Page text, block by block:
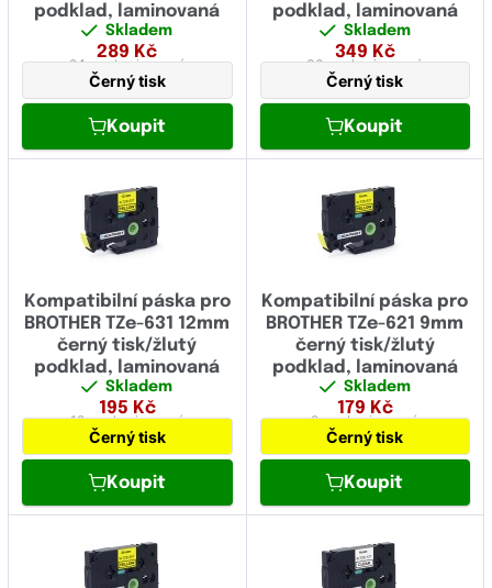
podklad, laminovaná
Skladem
289 Kč
24 mmlaminovaná
Černý tisk
Koupit
podklad, laminovaná
Skladem
349 Kč
36 mmlaminovaná
Černý tisk
Koupit
Kompatibilní páska pro
BROTHER TZe-631 12mm
černý tisk/žlutý
podklad, laminovaná
Skladem
195 Kč
12 mmlaminovaná
Černý tisk
Koupit
Kompatibilní páska pro
BROTHER TZe-621 9mm
černý tisk/žlutý
podklad, laminovaná
Skladem
179 Kč
9 mmlaminovaná
Černý tisk
Koupit